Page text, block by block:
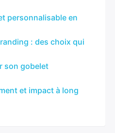
personnalisable en
: des choix qui
son gobelet
et impact à long